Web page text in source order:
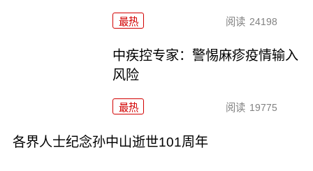
最热 阅读 24198
中疾控专家：警惕麻疹疫情输入
风险
最热 阅读 19775
各界人士纪念孙中山逝世101周年